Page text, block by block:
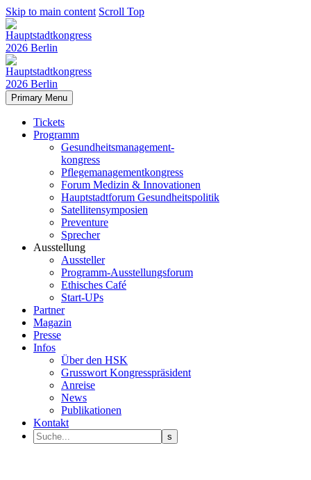
Skip to main content Scroll Top
Primary Menu
Tickets
Programm
Gesundheitsmanagement-
kongress
Pflegemanagementkongress
Forum Medizin & Innovationen
Hauptstadtforum Gesundheitspolitik
Satellitensymposien
Preventure
Sprecher
Ausstellung
Aussteller
Programm-Ausstellungsforum
Ethisches Café
Start-UPs
Partner
Magazin
Presse
Infos
Über den HSK
Grusswort Kongresspräsident
Anreise
News
Publikationen
Kontakt